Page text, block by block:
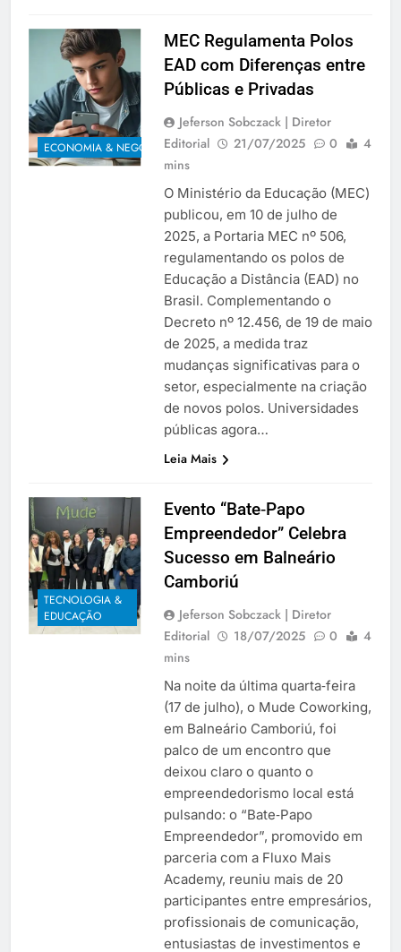
ECONOMIA & NEGÓCIOS
MEC Regulamenta Polos
EAD com Diferenças entre
Públicas e Privadas
Jeferson Sobczack | Diretor
Editorial
21/07/2025 0
4
mins
O Ministério da Educação (MEC)
publicou, em 10 de julho de
2025, a Portaria MEC nº 506,
regulamentando os polos de
Educação a Distância (EAD) no
Brasil. Complementando o
Decreto nº 12.456, de 19 de maio
de 2025, a medida traz
mudanças significativas para o
setor, especialmente na criação
de novos polos. Universidades
públicas agora…
Leia Mais
TECNOLOGIA &
EDUCAÇÃO
Evento “Bate‑Papo
Empreendedor” Celebra
Sucesso em Balneário
Camboriú
Jeferson Sobczack | Diretor
Editorial
18/07/2025 0
4
mins
Na noite da última quarta‑feira
(17 de julho), o Mude Coworking,
em Balneário Camboriú, foi
palco de um encontro que
deixou claro o quanto o
empreendedorismo local está
pulsando: o “Bate‑Papo
Empreendedor”, promovido em
parceria com a Fluxo Mais
Academy, reuniu mais de 20
participantes entre empresários,
profissionais de comunicação,
entusiastas de investimentos e